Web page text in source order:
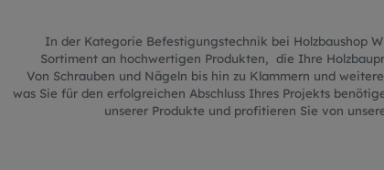
In der Kategorie Befestigungstechnik bei Holzbaushop
Sortiment an hochwertigen Produkten,die Ihre
Von Schrauben und Nägeln bis hin zu Klammern und
was Sie für den erfolgreichen Abschluss Ihres Projekts
unserer Produkte und profitieren Sie von